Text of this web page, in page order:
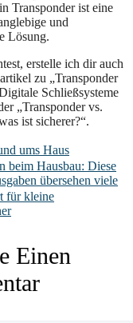
Transponder ist eine
und
Lösung.
erstelle ich dir auch
zu „Transponder
Schließsysteme
„Transponder vs.
ist sicherer?“.
ums Haus
beim Hausbau: Diese
übersehen viele
für kleine
Einen